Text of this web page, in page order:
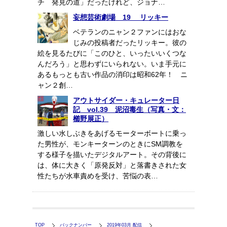
チ 発見の道」だったけれど、ジョナ…
妄想芸術劇場 19 リッキー
ベテランのニャン２ファンにはおな
じみの投稿者だったリッキー。彼の
絵を見るたびに「このひと、いったいいくつな
んだろう」と思わずにいられない。いま手元に
あるもっとも古い作品の消印は昭和62年！ ニ
ャン２創…
アウトサイダー・キュレーター日
記 vol.39 泥沼毒生（写真・文：
櫛野展正）
激しい水しぶきをあげるモーターボートに乗っ
た男性が、モンキーターンのときにSM調教を
する様子を描いたデジタルアート。その背後に
は、体に大きく「原発反対」と落書きされた女
性たちが水車責めを受け、苦悩の表…
TOP バックナンバー 2019年03月 配信